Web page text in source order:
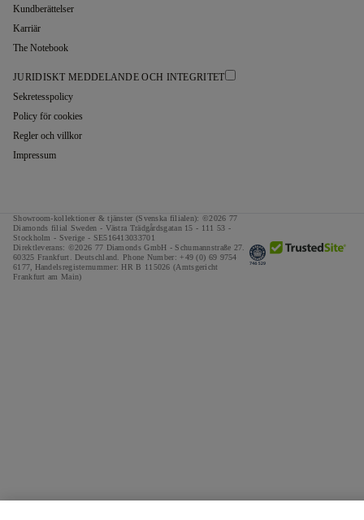
Kundberättelser
Karriär
The Notebook
JURIDISKT MEDDELANDE OCH INTEGRITET
Sekretesspolicy
Policy för cookies
Regler och villkor
Impressum
Showroom-kollektioner & tjänster (Svenska filialen): ©2026 77
Diamonds filial Sweden - Västra Trädgårdsgatan 15 - 111 53 -
Stockholm - Sverige - SE516413033701
Direktleverans: ©2026 77 Diamonds GmbH - Schumannstraße 27.
60325 Frankfurt. Deutschland. Phone Number: +49 (0) 69 9754
6177, Handelsregisternummer: HR B 115026 (Amtsgericht
Frankfurt am Main)